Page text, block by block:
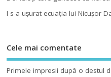
I s-a uşurat ecuaţia lui Nicuşor
Cele mai comentate
Primele impresii după o destul